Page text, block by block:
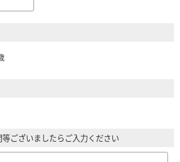
ございましたらご入力ください